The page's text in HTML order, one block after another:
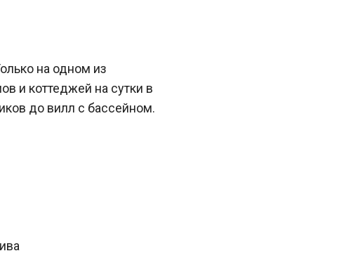
на одном из
и коттеджей на сутки в
до вилл с бассейном.